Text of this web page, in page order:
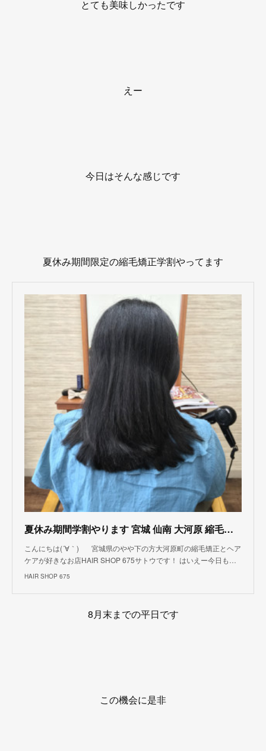
とても美味しかったです
えー
今日はそんな感じです
夏休み期間限定の縮毛矯正学割やってます
夏休み期間学割やります 宮城 仙南 大河原 縮毛矯正 髪質改善 ヘナ 美容室 HAIR SHOP 675
こんにちは(´∀｀) 宮城県のやや下の方大河原町の縮毛矯正とヘア
ケアが好きなお店HAIR SHOP 675サトウです！ はいえー今日も…
HAIR SHOP 675
8月末までの平日です
この機会に是非